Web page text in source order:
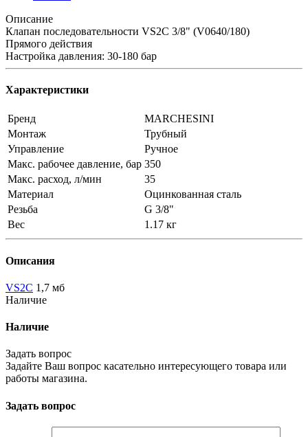
Описание
Клапан последовательности VS2C 3/8" (V0640/180)
Прямого действия
Настройка давления: 30-180 бар
Характеристики
Бренд
MARCHESINI
Монтаж
Трубный
Управление
Ручное
Макс. рабочее давление, бар 350
Макс. расход, л/мин
35
Материал
Оцинкованная сталь
Резьба
G 3/8"
Вес
1.17 кг
Описания
VS2C 1,7 мб
Наличие
Наличие
Задать вопрос
Задайте Ваш вопрос касательно интересующего товара или
работы магазина.
Задать вопрос